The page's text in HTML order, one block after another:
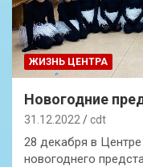
ЖИЗНЬ ЦЕНТРА
Новогодние
31.12.2022 cdt
28 декабря в
новогоднего